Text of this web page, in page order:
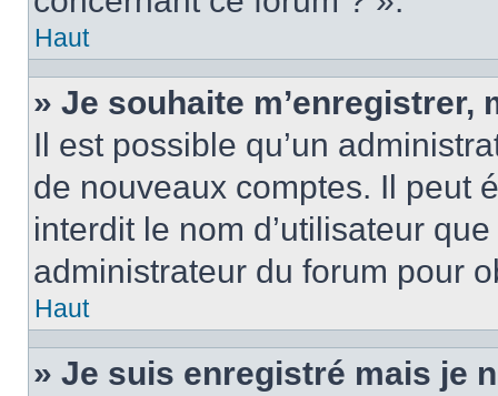
Haut
» Je souhaite m’enregistrer,
Il est possible qu’un
de nouveaux comptes. Il peut
interdit le nom d’utilisateur
administrateur du forum pour
Haut
» Je suis enregistré mais je